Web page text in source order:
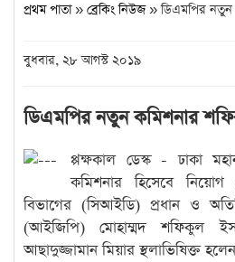
প্রথম পাতা» ব্রেকিং নিউজ» ডিএমপির নতুন
বুধবার, ২৮ আগস্ট ২০১৯
ডিএমপির নতুন কমিশনার
প্পক্ষকাল ডেস্ক - ঢাকা
কমিশনার হিসেবে
বিভাগের (সিআইডি) প্রধান ও
(আইজিপি) মোহাম্মদ শফিকুল
আছাদুজ্জামান মিয়ার স্থলাভিষিক্ত